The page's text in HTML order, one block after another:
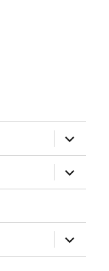
ブ
メ
ニ
ュ
ー
開
ブ
メ
ー
を
展
開
ブ
メ